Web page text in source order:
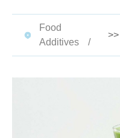
Food
Additives
>>